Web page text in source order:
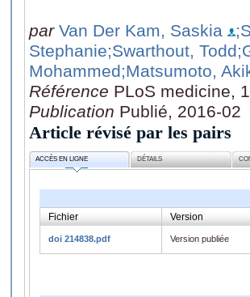
par Van Der Kam, Saskia
Stephanie;Swarthout, Todd
Mohammed;Matsumoto,
Référence PLoS medicine,
Publication Publié, 2016-02
Article révisé par les pairs
ACCÈS EN LIGNE DÉTAILS
Fichier Version
doi 214838.pdf Version publiée